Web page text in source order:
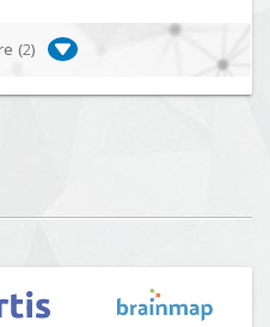
(2)
ecologice și traiectorii